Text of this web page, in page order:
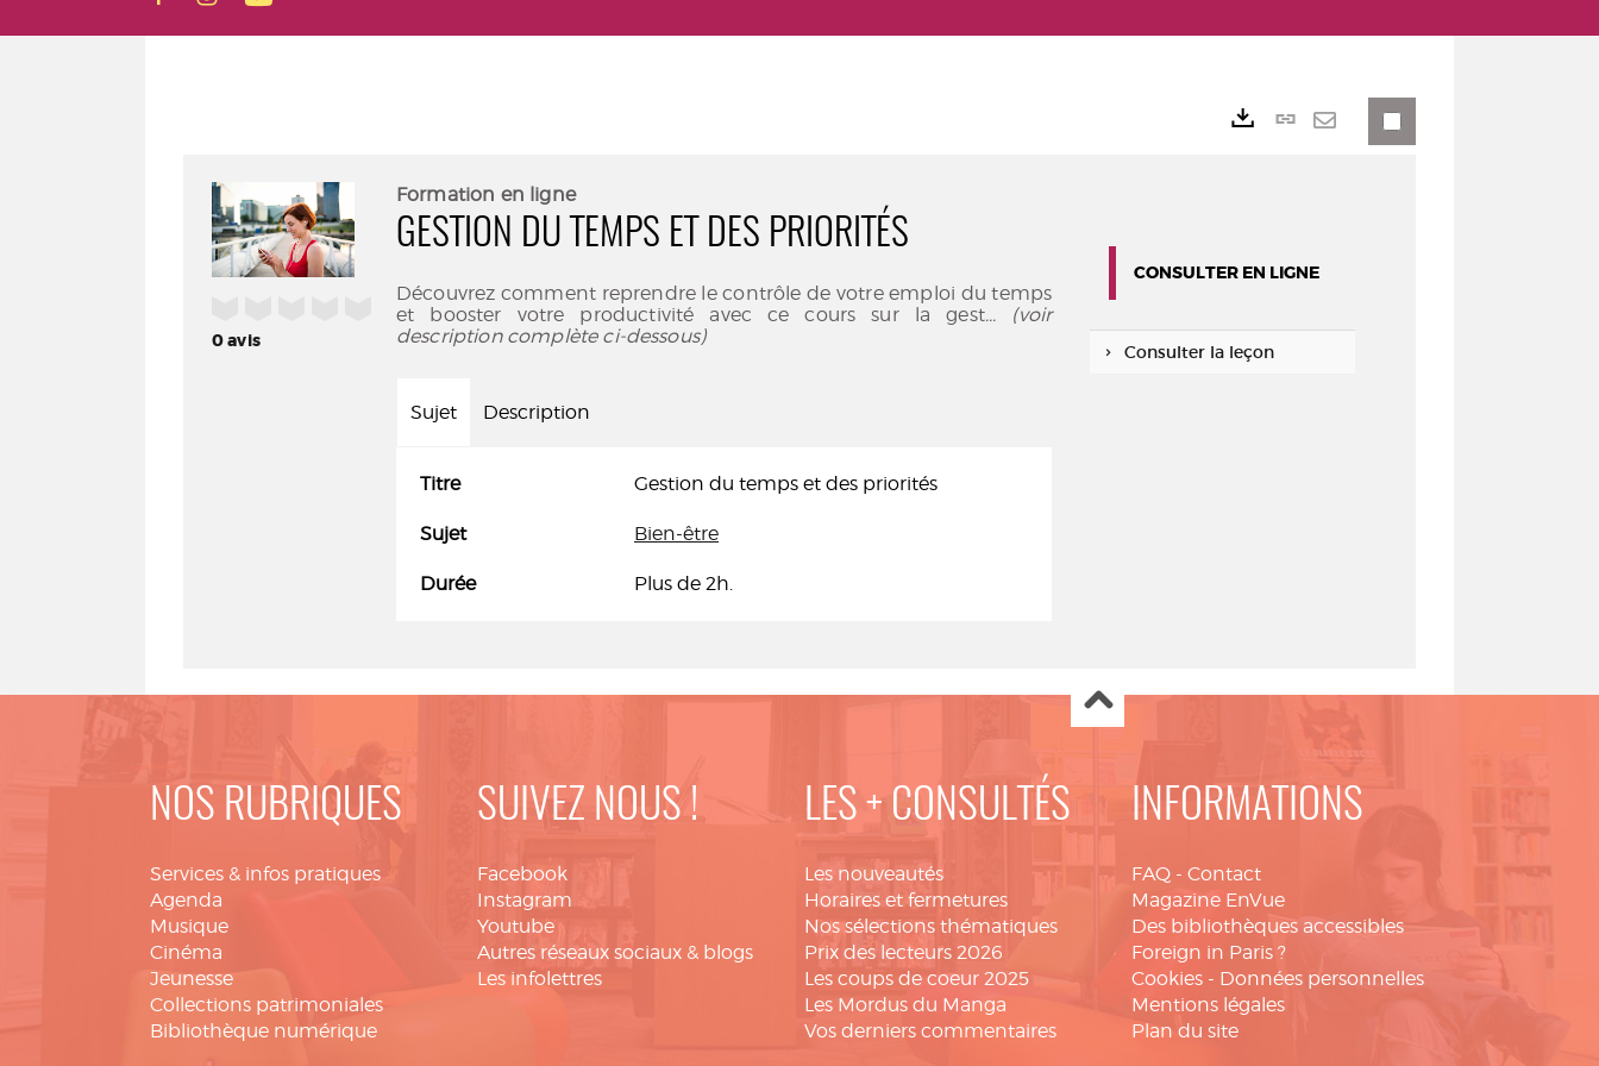
0avis
Formation en ligne
GESTION DU TEMPS ET DES PRIORITÉS
Découvrez comment reprendre le contrôle de votre emploi du temps
et booster votre productivité avec ce cours sur la gest... (voir
description complète ci-dessous)
Sujet Description
Titre Gestion du temps et des priorités
Sujet Bien-être
Durée Plus de 2h.
Lien
CONSULTER EN LIGNE
Consulter la leçon
NOS RUBRIQUES
Services & infos pratiques
Agenda
Musique
Cinéma
Jeunesse
Collections patrimoniales
Bibliothèque numérique
SUIVEZ NOUS !
Facebook
Instagram
Youtube
Autres réseaux sociaux & blogs
Les infolettres
LES + CONSULTÉS
Les nouveautés
Horaires et fermetures
Nos sélections thématiques
Prix des lecteurs 2026
Les coups de coeur 2025
Les Mordus du Manga
Vos derniers commentaires
INFORMATIONS
FAQ - Contact
Magazine EnVue
Des bibliothèques accessibles
Foreign in Paris ?
Cookies - Données personnelles
Mentions légales
Plan du site